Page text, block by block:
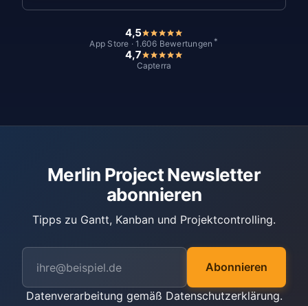
4,5
App Store · 1.606 Bewertungen *
4,7
Capterra
Merlin Project Newsletter
abonnieren
Tipps zu Gantt, Kanban und Projektcontrolling.
Abonnieren
Datenverarbeitung gemäß Datenschutzerklärung.